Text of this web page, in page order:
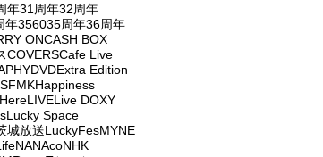
年31周年32周年
年356035周年36周年
ONCASH BOX
COVERSCafe Live
DVDExtra Edition
FMKHappiness
LIVELive DOXY
Lucky Space
城放送LuckyFesMYNE
NANAcoNHK